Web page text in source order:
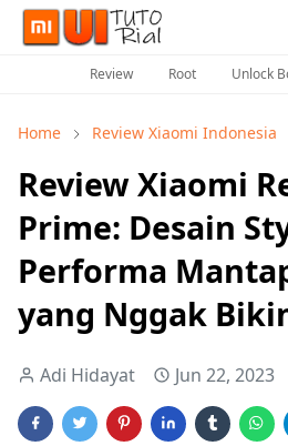
Review Root Unlock
Home Review Xiaomi Indonesia
Review Xiaomi
Prime: Desain
Performa
yang Nggak
Adi Hidayat Jun 22, 2023